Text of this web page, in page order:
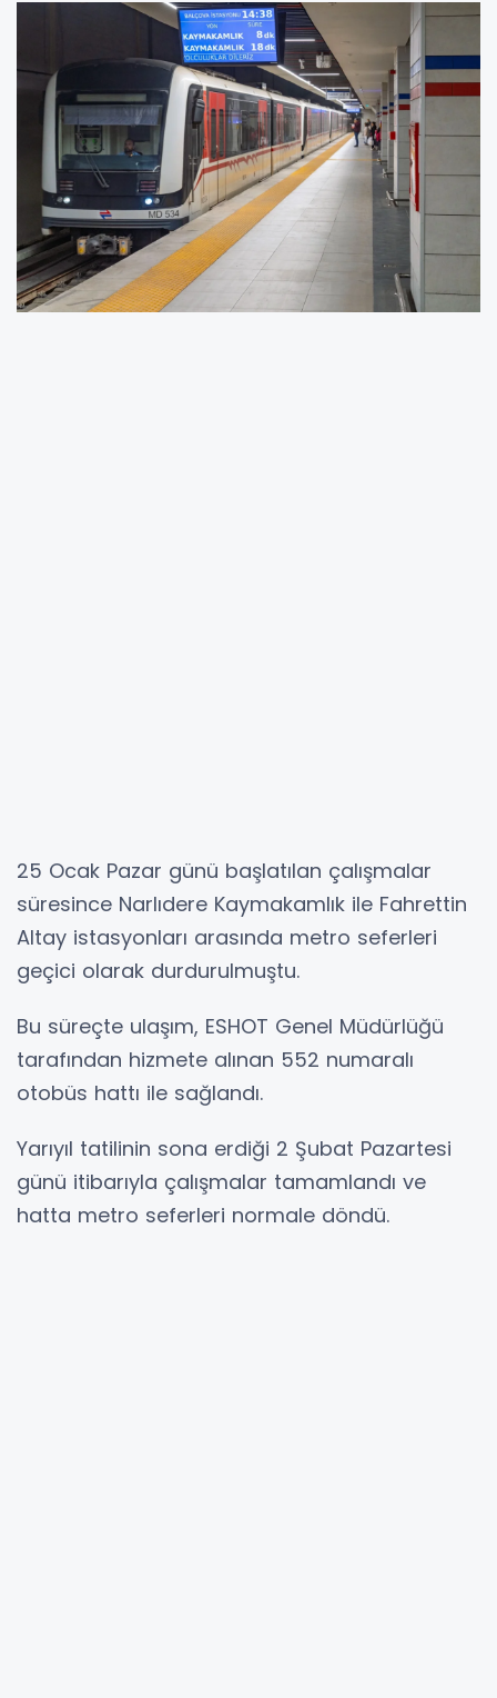
25 Ocak Pazar günü başlatılan çalışmalar
süresince Narlıdere Kaymakamlık ile Fahrettin
Altay istasyonları arasında metro seferleri
geçici olarak durdurulmuştu.
Bu süreçte ulaşım, ESHOT Genel Müdürlüğü
tarafından hizmete alınan 552 numaralı
otobüs hattı ile sağlandı.
Yarıyıl tatilinin sona erdiği 2 Şubat Pazartesi
günü itibarıyla çalışmalar tamamlandı ve
hatta metro seferleri normale döndü.